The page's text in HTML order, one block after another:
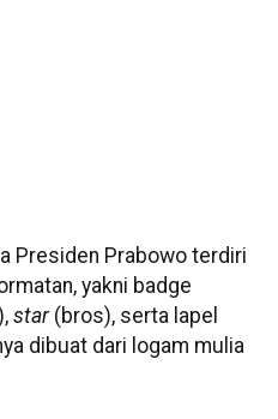
Presiden Prabowo terdiri
yakni badge
star(bros), serta lapel
dibuat dari logam mulia